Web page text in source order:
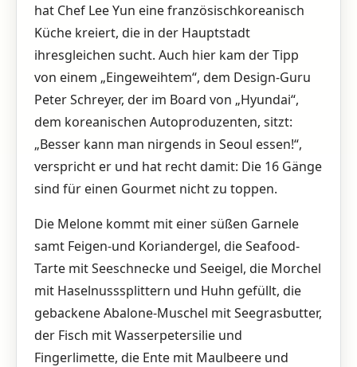
hat Chef Lee Yun eine französischkoreanisch
Küche kreiert, die in der Hauptstadt
ihresgleichen sucht. Auch hier kam der Tipp
von einem „Eingeweihtem“, dem Design-Guru
Peter Schreyer, der im Board von „Hyundai“,
dem koreanischen Autoproduzenten, sitzt:
„Besser kann man nirgends in Seoul essen!“,
verspricht er und hat recht damit: Die 16 Gänge
sind für einen Gourmet nicht zu toppen.
Die Melone kommt mit einer süßen Garnele
samt Feigen-und Koriandergel, die Seafood-
Tarte mit Seeschnecke und Seeigel, die Morchel
mit Haselnusssplittern und Huhn gefüllt, die
gebackene Abalone-Muschel mit Seegrasbutter,
der Fisch mit Wasserpetersilie und
Fingerlimette, die Ente mit Maulbeere und